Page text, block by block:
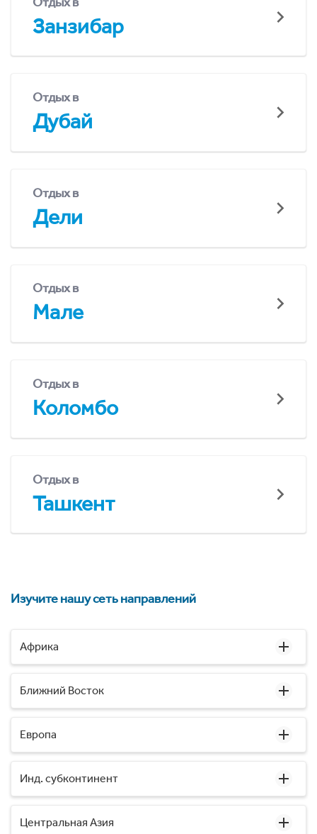
Занзибар
Отдых в
Дубай
Отдых в
Дели
Отдых в
Мале
Отдых в
Коломбо
Отдых в
Ташкент
Изучите нашу сеть направлений
Африка
Ближний Восток
Европа
Инд. субконтинент
Центральная Азия